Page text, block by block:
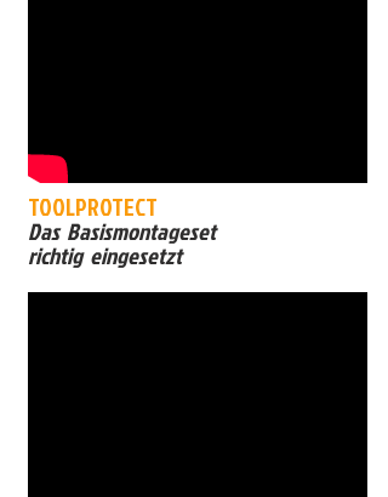
TOOLPROTECT
Das Basismontageset
richtig eingesetzt